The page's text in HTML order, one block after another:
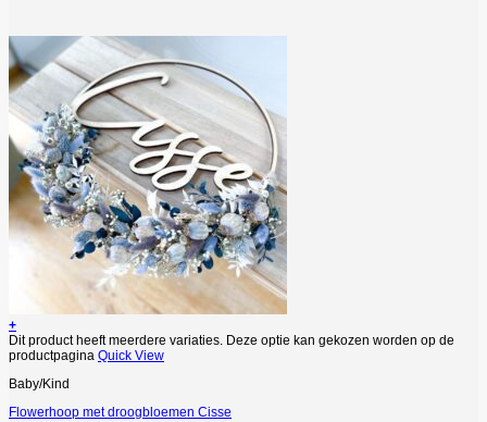
+
Dit product heeft meerdere variaties. Deze optie kan gekozen worden op de
productpagina Quick View
Baby/Kind
Flowerhoop met droogbloemen Cisse